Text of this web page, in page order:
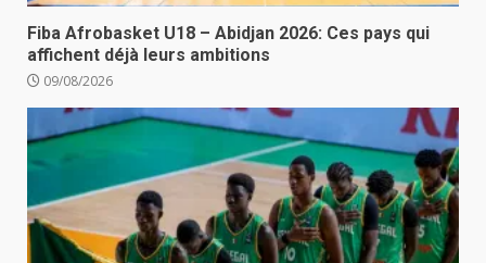
Fiba Afrobasket U18 – Abidjan 2026: Ces pays qui
affichent déjà leurs ambitions
09/08/2026